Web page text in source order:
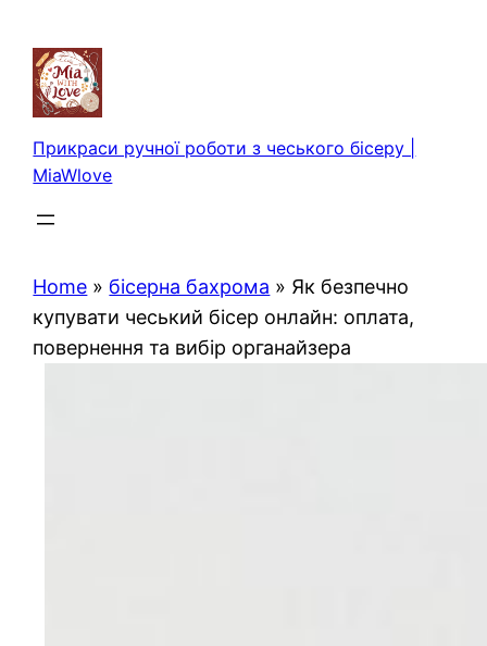
вмісту
Прикраси ручної роботи з чеського бісеру |
MiaWlove
Home » бісерна бахрома » Як безпечно
купувати чеський бісер онлайн: оплата,
повернення та вибір органайзера